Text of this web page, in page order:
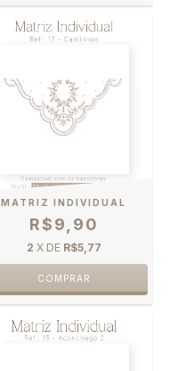
MATRIZ INDIVIDUAL
R$9,90
2 X DE R$5,77